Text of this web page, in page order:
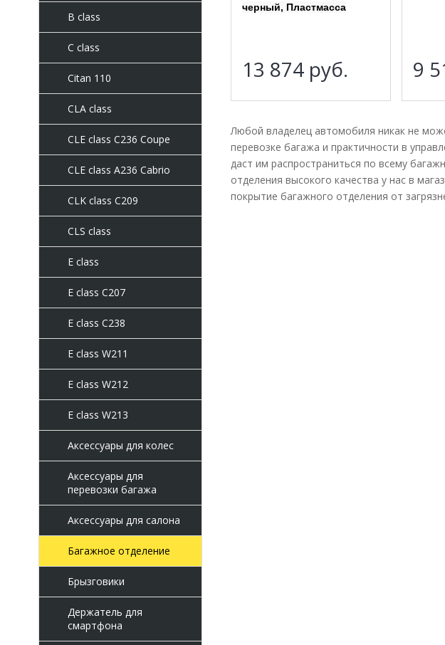
B class
C class
Citan 110
CLA class
CLE class C236 Coupe
CLE class A236 Cabrio
CLK class C209
CLS class
E class
E class C207
E class C238
E class W211
E class W212
E class W213
Аксессуары для колес
Аксессуары для
перевозки багажа
Аксессуары для салона
Багажное отделение
Брызговики
Держатель для
смартфона
черный, Пластмасса
13 874 руб. 9
Любой владелец автомобиля никак не
перевозке багажа и практичности в
даст им распространиться по всему
отделения высокого качества у нас в
покрытие багажного отделения от